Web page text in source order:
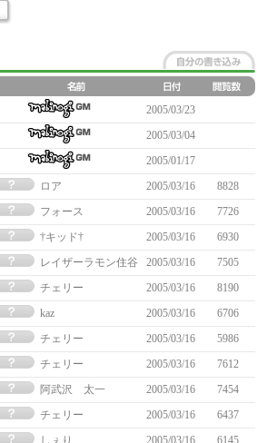
2005/03/23
2005/03/04
2005/01/17
ロア 2005/03/16
8828
フォース 2005/03/16
7726
†キッド† 2005/03/16
6930
レイザーラモン住谷 2005/03/16
7505
チェリー 2005/03/16
8190
kaz 2005/03/16
6706
チェリー 2005/03/16
5986
チェリー 2005/03/16
7612
阿武沢 太一 2005/03/16
7454
チェリー 2005/03/16
6437
しぇり 2005/03/16
6145